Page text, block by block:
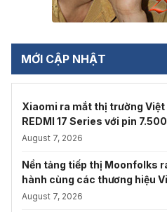
MỚI CẬP NHẬT
Xiaomi ra mắt thị trường
REDMI 17 Series với pin
August 7, 2026
Nền tảng tiếp thị Moonfolks
hành cùng các thương hiệu
August 7, 2026